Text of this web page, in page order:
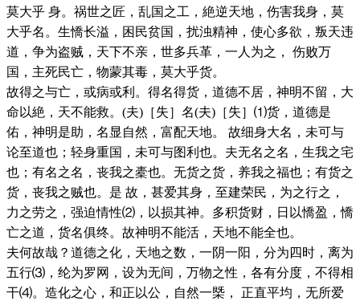
莫大乎 身。祸世之匠，乱国之工，絶逆天地，伤害我身，莫
大乎名。生憍长溢，困民贫国，扰浊精神，使心多欲，叛天违
道，争为盗贼，天下不亲，世多兵革，一人为之， 伤败万
国，主死民亡，物蒙其毒，莫大乎货。
故得之与亡，或病或利。得名得货，道德不居，神明不留，大
命以絶，天不能救。(夫)［失］名(夫)［失］⑴货，道德是
佑，神明是助，名显自然，富配天地。 故细身大名，未可与
论至道也；轻身重国，未可与图利也。夫无名之名，生我之宅
也；有名之名，丧我之橐也。无货之货，养我之福也；有货之
货，丧我之贼也。是 故，甚爱其身，至建荣民，为之行之，
力之劳之，强迫情性⑵，以损其神。多积货财，日以憍盈，憍
亡之道，货名俱终。故神明不能活，天地不能全也。
夫何故哉？道德之化，天地之数，一阴一阳，分为四时，离为
五行⑶，纶为罗网，设为无间，万物之性，各有分度，不得相
干⑷。造化之心，和正以公，自然一槩， 正直平均，无所爱